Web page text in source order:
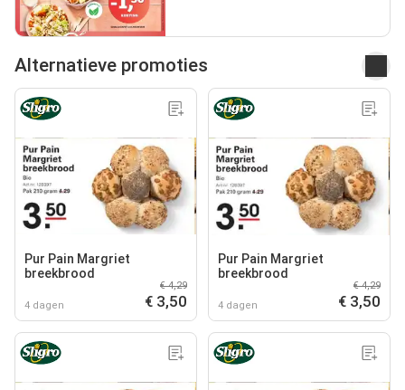
Alternatieve promoties
Pur Pain Margriet
breekbrood
4 dagen
€ 4,29
€ 3,50
Pur Pain Margriet
breekbrood
4 dagen
€ 4,29
€ 3,50